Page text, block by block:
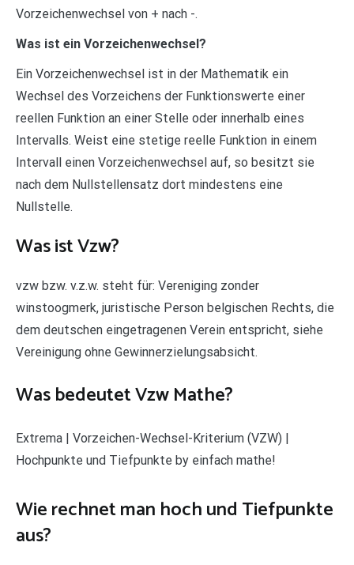
Vorzeichenwechsel von + nach -.
Was ist ein Vorzeichenwechsel?
Ein Vorzeichenwechsel ist in der Mathematik ein
Wechsel des Vorzeichens der Funktionswerte einer
reellen Funktion an einer Stelle oder innerhalb eines
Intervalls. Weist eine stetige reelle Funktion in einem
Intervall einen Vorzeichenwechsel auf, so besitzt sie
nach dem Nullstellensatz dort mindestens eine
Nullstelle.
Was ist Vzw?
vzw bzw. v.z.w. steht für: Vereniging zonder
winstoogmerk, juristische Person belgischen Rechts, die
dem deutschen eingetragenen Verein entspricht, siehe
Vereinigung ohne Gewinnerzielungsabsicht.
Was bedeutet Vzw Mathe?
Extrema | Vorzeichen-Wechsel-Kriterium (VZW) |
Hochpunkte und Tiefpunkte by einfach mathe!
Wie rechnet man hoch und Tiefpunkte
aus?